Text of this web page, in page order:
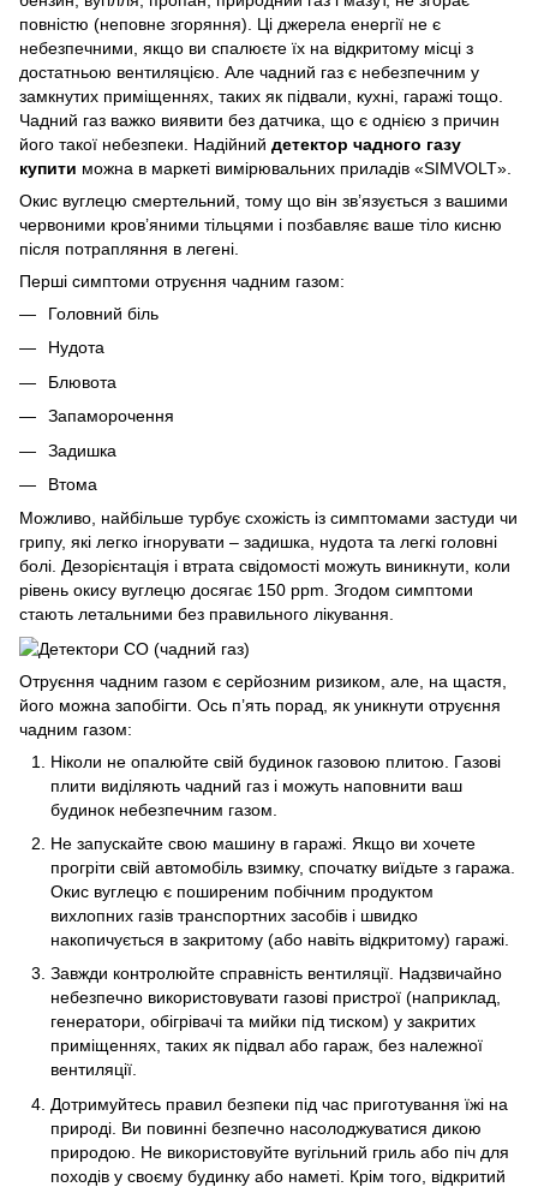
повністю (неповне згоряння). Ці джерела енергії не є
небезпечними, якщо ви спалюєте їх на відкритому місці з
достатньою вентиляцією. Але чадний газ є небезпечним у
замкнутих приміщеннях, таких як підвали, кухні, гаражі тощо.
Чадний газ важко виявити без датчика, що є однією з причин
його такої небезпеки. Надійний детектор чадного газу
купити можна в маркеті вимірювальних приладів «SIMVOLT».
Окис вуглецю смертельний, тому що він зв’язується з вашими
червоними кров’яними тільцями і позбавляє ваше тіло кисню
після потрапляння в легені.
Перші симптоми отруєння чадним газом:
Головний біль
Нудота
Блювота
Запаморочення
Задишка
Втома
Можливо, найбільше турбує схожість із симптомами застуди чи
грипу, які легко ігнорувати – задишка, нудота та легкі головні
болі. Дезорієнтація і втрата свідомості можуть виникнути, коли
рівень окису вуглецю досягає 150 ppm. Згодом симптоми
стають летальними без правильного лікування.
Отруєння чадним газом є серйозним ризиком, але, на щастя,
його можна запобігти. Ось п’ять порад, як уникнути отруєння
чадним газом:
Ніколи не опалюйте свій будинок газовою плитою. Газові
плити виділяють чадний газ і можуть наповнити ваш
будинок небезпечним газом.
Не запускайте свою машину в гаражі. Якщо ви хочете
прогріти свій автомобіль взимку, спочатку виїдьте з гаража.
Окис вуглецю є поширеним побічним продуктом
вихлопних газів транспортних засобів і швидко
накопичується в закритому (або навіть відкритому) гаражі.
Завжди контролюйте справність вентиляції. Надзвичайно
небезпечно використовувати газові пристрої (наприклад,
генератори, обігрівачі та мийки під тиском) у закритих
приміщеннях, таких як підвал або гараж, без належної
вентиляції.
Дотримуйтесь правил безпеки під час приготування їжі на
природі. Ви повинні безпечно насолоджуватися дикою
природою. Не використовуйте вугільний гриль або піч для
походів у своєму будинку або наметі. Крім того, відкритий